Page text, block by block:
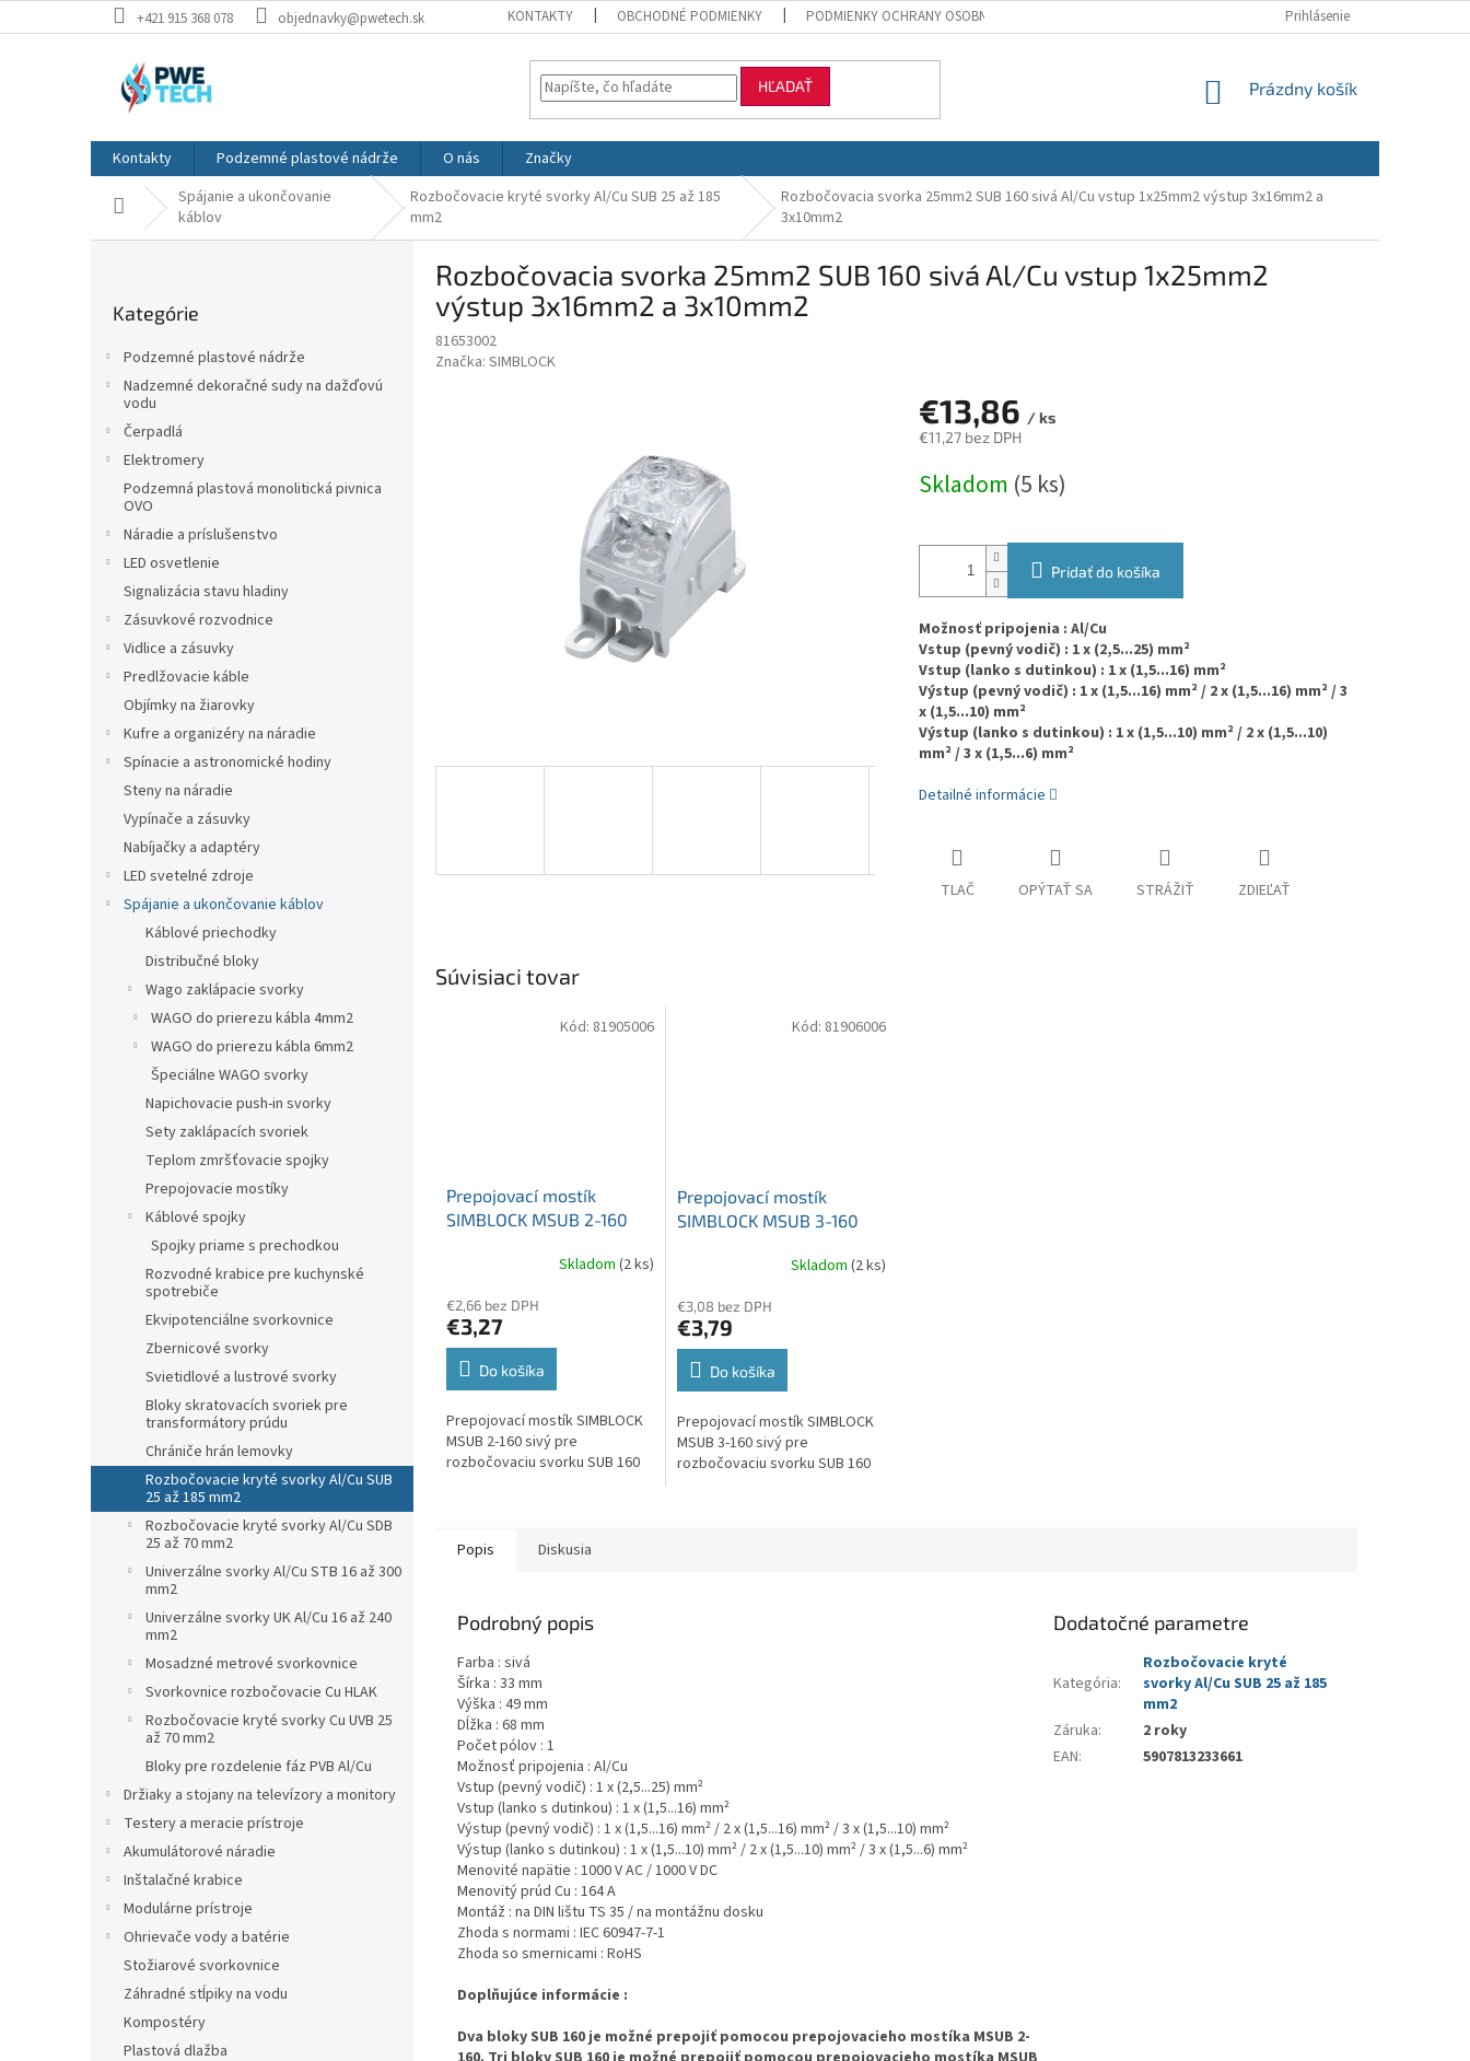
na
+421 915 368 078 objednavky@pwetech.sk KONTAKTY OBCHODNÉ PODMIENKY PODMIENKY OCHRANY OSOBNÝCH ÚDAJOV REKLAMAČNÝ FORMULÁR
Prihlásenie
HĽADAŤ
NÁKUPNÝ
Prázdny košík
Kontakty Podzemné plastové nádrže O nás Značky
DomovSpájanie a ukončovanie
káblov
Rozbočovacie kryté svorky Al/Cu SUB 25 až 185
mm2
Rozbočovacia svorka 25mm2 SUB 160 sivá Al/Cu vstup 1x25mm2 výstup 3x16mm2 a
3x10mm2
kategórie
Kategórie
Podzemné plastové nádrže
Nadzemné dekoračné sudy na dažďovú
vodu
Čerpadlá
Elektromery
Podzemná plastová monolitická pivnica
OVO
Náradie a príslušenstvo
LED osvetlenie
Signalizácia stavu hladiny
Zásuvkové rozvodnice
Vidlice a zásuvky
Predlžovacie káble
Objímky na žiarovky
Kufre a organizéry na náradie
Spínacie a astronomické hodiny
Steny na náradie
Vypínače a zásuvky
Nabíjačky a adaptéry
LED svetelné zdroje
Spájanie a ukončovanie káblov
Káblové priechodky
Distribučné bloky
Wago zaklápacie svorky
WAGO do prierezu kábla 4mm2
WAGO do prierezu kábla 6mm2
Špeciálne WAGO svorky
Napichovacie push-in svorky
Sety zaklápacích svoriek
Teplom zmršťovacie spojky
Prepojovacie mostíky
Káblové spojky
Spojky priame s prechodkou
Rozvodné krabice pre kuchynské
spotrebiče
Ekvipotenciálne svorkovnice
Zbernicové svorky
Svietidlové a lustrové svorky
Bloky skratovacích svoriek pre
transformátory prúdu
Chrániče hrán lemovky
Rozbočovacie kryté svorky Al/Cu SUB
25 až 185 mm2
Rozbočovacie kryté svorky Al/Cu SDB
25 až 70 mm2
Univerzálne svorky Al/Cu STB 16 až 300
mm2
Univerzálne svorky UK Al/Cu 16 až 240
mm2
Mosadzné metrové svorkovnice
Svorkovnice rozbočovacie Cu HLAK
Rozbočovacie kryté svorky Cu UVB 25
až 70 mm2
Bloky pre rozdelenie fáz PVB Al/Cu
Držiaky a stojany na televízory a monitory
Testery a meracie prístroje
Akumulátorové náradie
Inštalačné krabice
Modulárne prístroje
Ohrievače vody a batérie
Stožiarové svorkovnice
Záhradné stĺpiky na vodu
Kompostéry
Plastová dlažba
Rozbočovacia svorka 25mm2 SUB 160 sivá Al/Cu vstup 1x25mm2
výstup 3x16mm2 a 3x10mm2
81653002
Značka: SIMBLOCK
€13,86 / ks
€11,27 bez DPH
cena:
Skladom (5 ks)
Pridať do košíka
Možnosť pripojenia : Al/Cu
Vstup (pevný vodič) : 1 x (2,5...25) mm²
Vstup (lanko s dutinkou) : 1 x (1,5...16) mm²
Výstup (pevný vodič) : 1 x (1,5...16) mm² / 2 x (1,5...16) mm² / 3
x (1,5...10) mm²
Výstup (lanko s dutinkou) : 1 x (1,5...10) mm² / 2 x (1,5...10)
mm² / 3 x (1,5...6) mm²
Detailné informácie
TLAČ OPÝTAŤ SA STRÁŽIŤ ZDIEĽAŤ
Súvisiaci tovar
Prepojovací mostík
SIMBLOCK MSUB 2-160
svorku SUB 160Skladom (2 ks)
€2,66 bez DPH
€3,27
Do košíka
Prepojovací mostík SIMBLOCK
MSUB 2-160 sivý pre
rozbočovaciu svorku SUB 160
Kód: 81905006
Prepojovací mostík
SIMBLOCK MSUB 3-160
svorku SUB 160Skladom (2 ks)
€3,08 bez DPH
€3,79
Do košíka
Prepojovací mostík SIMBLOCK
MSUB 3-160 sivý pre
rozbočovaciu svorku SUB 160
Kód: 81906006
Popis Diskusia
Podrobný popis
Farba : sivá
Šírka : 33 mm
Výška : 49 mm
Dĺžka : 68 mm
Počet pólov : 1
Možnosť pripojenia : Al/Cu
Vstup (pevný vodič) : 1 x (2,5...25) mm²
Vstup (lanko s dutinkou) : 1 x (1,5...16) mm²
Výstup (pevný vodič) : 1 x (1,5...16) mm² / 2 x (1,5...16) mm² / 3 x (1,5...10) mm²
Výstup (lanko s dutinkou) : 1 x (1,5...10) mm² / 2 x (1,5...10) mm² / 3 x (1,5...6) mm²
Menovité napätie : 1000 V AC / 1000 V DC
Menovitý prúd Cu : 164 A
Montáž : na DIN lištu TS 35 / na montážnu dosku
Zhoda s normami : IEC 60947-7-1
Zhoda so smernicami : RoHS
Doplňujúce informácie :
Dva bloky SUB 160 je možné prepojiť pomocou prepojovacieho mostíka MSUB 2-
Dodatočné parametre
Kategória:
Rozbočovacie kryté
svorky Al/Cu SUB 25 až 185
mm2
Záruka:
2 roky
EAN: 5907813233661